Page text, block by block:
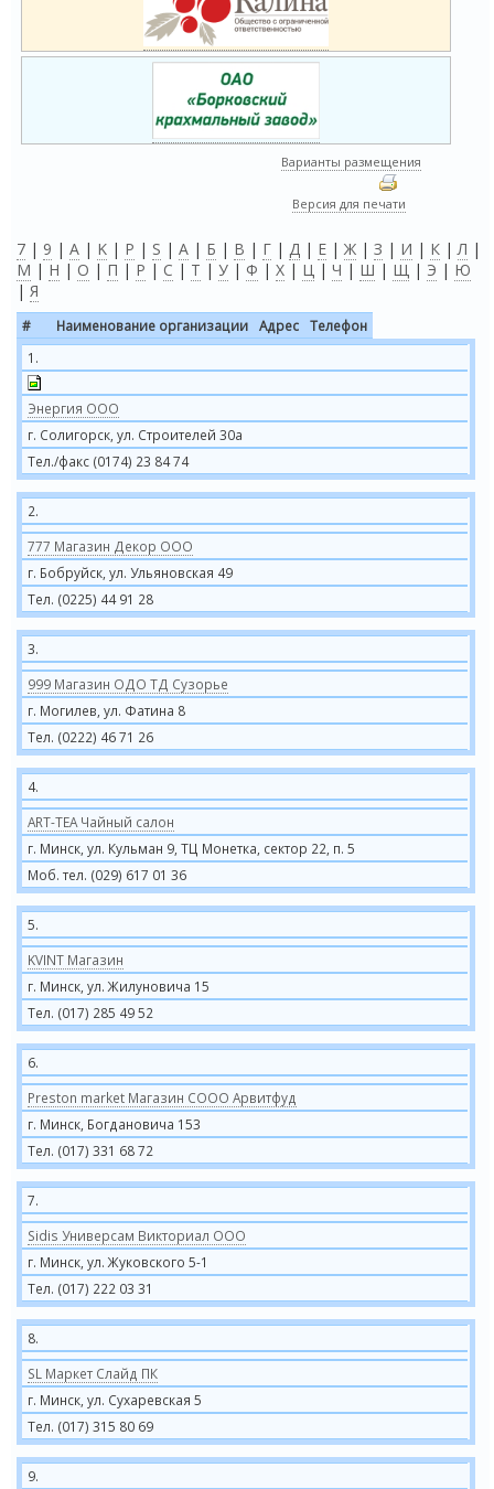
Варианты размещения
Версия для печати
7 | 9 | A | K | P | S | А | Б | В | Г | Д | Е | Ж | З | И | К |Л |
М | Н | О | П | Р | С | Т | У | Ф | Х | Ц | Ч | Ш | Щ | Э | Ю
| Я
# Наименование организации Адрес
Телефон
1.
Энергия ООО
г. Солигорск, ул. Строителей 30а
Тел./факс (0174) 23 84 74
2.
777 Магазин Декор ООО
г. Бобруйск, ул. Ульяновская 49
Тел. (0225) 44 91 28
3.
999 Магазин ОДО ТД Сузорье
г. Могилев, ул. Фатина 8
Тел. (0222) 46 71 26
4.
ART-TEA Чайный салон
г. Минск, ул. Кульман 9, ТЦ Монетка, сектор 22, п. 5
Моб. тел. (029) 617 01 36
5.
KVINT Магазин
г. Минск, ул. Жилуновича 15
Тел. (017) 285 49 52
6.
Preston market Магазин СООО Арвитфуд
г. Минск, Богдановича 153
Тел. (017) 331 68 72
7.
Sidis Универсам Викториал ООО
г. Минск, ул. Жуковского 5-1
Тел. (017) 222 03 31
8.
SL Маркет Слайд ПК
г. Минск, ул. Сухаревская 5
Тел. (017) 315 80 69
9.